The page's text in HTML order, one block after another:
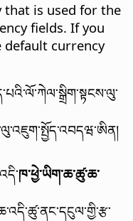
that is used for the
fields. If you
default currency
ཁ་ཕྱེ་ཡིག་ཆ་ཚུ་ཆ་